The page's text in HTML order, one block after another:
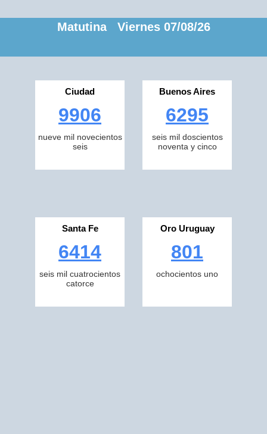
Matutina Viernes 07/08/26
Ciudad
9906
nueve mil novecientos
seis
Buenos Aires
6295
seis mil doscientos
noventa y cinco
Santa Fe
6414
seis mil cuatrocientos
catorce
Oro Uruguay
801
ochocientos uno